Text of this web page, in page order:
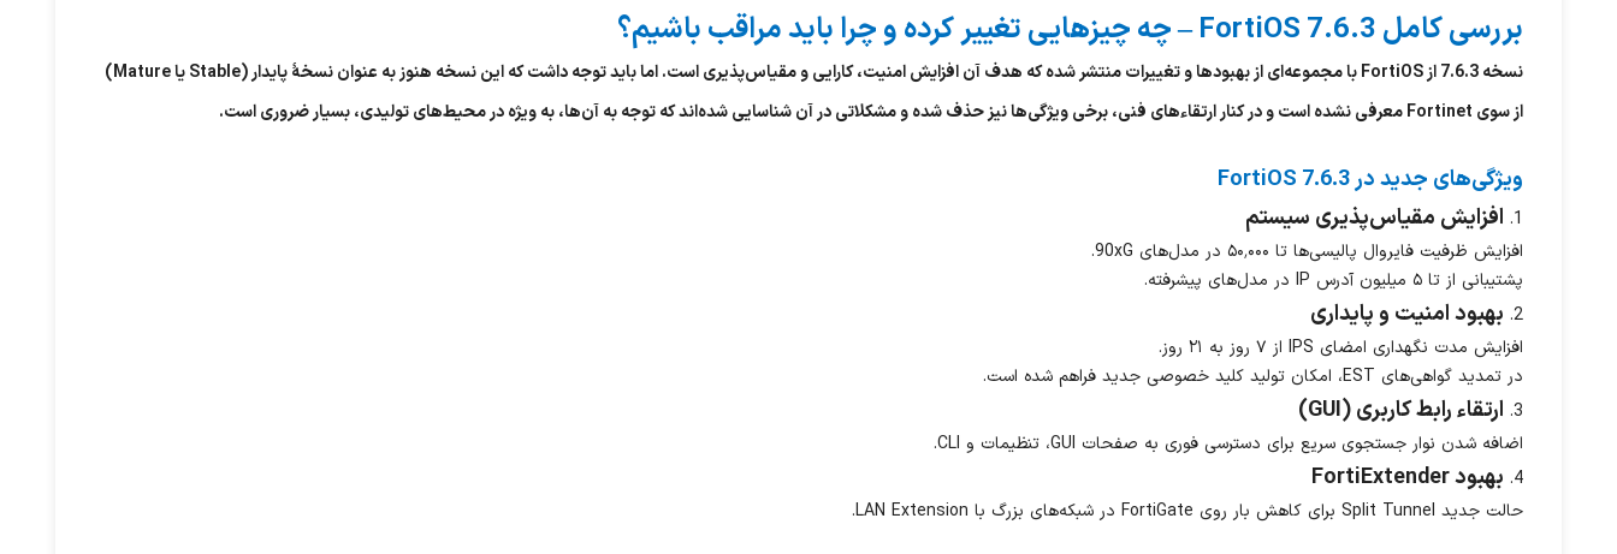
بررسی کامل FortiOS 7.6.3 – چه چیزهایی تغییر کرده و چرا باید مراقب باشیم؟
نسخه 7.6.3 از FortiOS با مجموعه‌ای از بهبودها و تغییرات منتشر شده که هدف آن افزایش امنیت، کارایی و مقیاس‌پذیری است. اما باید توجه داشت که این نسخه هنوز به‌ عنوان نسخهٔ پایدار (Stable یا Mature)
از سوی Fortinet معرفی نشده است و در کنار ارتقاءهای فنی، برخی ویژگی‌ها نیز حذف شده و مشکلاتی در آن شناسایی شده‌اند که توجه به آن‌ها، به‌ ویژه در محیط‌های تولیدی، بسیار ضروری است.
ویژگی‌های جدید در FortiOS 7.6.3
1. افزایش مقیاس‌پذیری سیستم
افزایش ظرفیت فایروال پالیسی‌ها تا ۵۰٬۰۰۰ در مدل‌های 90xG.
پشتیبانی از تا ۵ میلیون آدرس IP در مدل‌های پیشرفته.
2. بهبود امنیت و پایداری
افزایش مدت نگهداری امضای IPS از ۷ روز به ۲۱ روز.
در تمدید گواهی‌های EST، امکان تولید کلید خصوصی جدید فراهم شده است.
3. ارتقاء رابط کاربری (GUI)
اضافه شدن نوار جستجوی سریع برای دسترسی فوری به صفحات GUI، تنظیمات و CLI.
4. بهبود FortiExtender
حالت جدید Split Tunnel برای کاهش بار روی FortiGate در شبکه‌های بزرگ با LAN Extension.